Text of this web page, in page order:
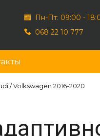
Пн-Пт: 09:00 -
068 22 10 777
/ Volkswagen 2016-2020